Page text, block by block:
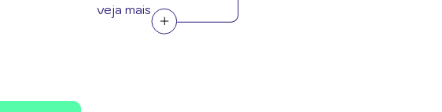
veja mais